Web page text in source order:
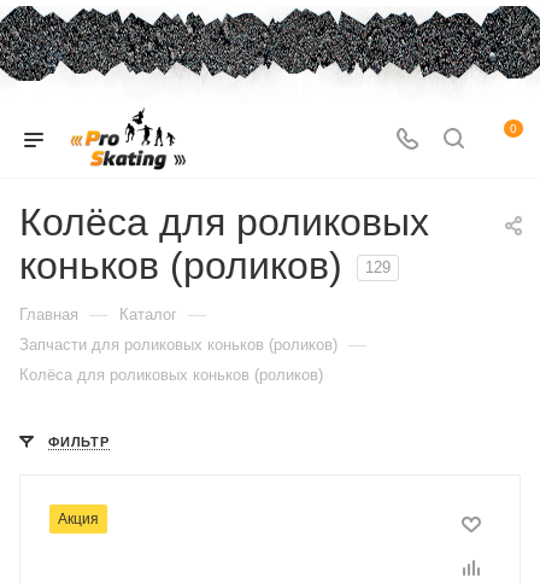
0
Колёса для роликовых
коньков (роликов)
129
Главная — Каталог —
Запчасти для роликовых коньков (роликов) —
Колёса для роликовых коньков (роликов)
ФИЛЬТР
Акция